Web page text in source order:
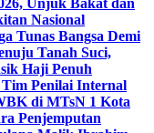
Unjuk Bakat dan
Nasional
Tunas Bangsa Demi
Tanah Suci,
Haji Penuh
Penilai Internal
di MTsN 1 Kota
Penjemputan